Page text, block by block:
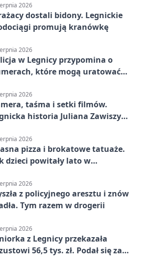
2026
dostali bidony. Legnickie
promują kranówkę
2026
w Legnicy przypomina o
które mogą uratować
2026
taśma i setki filmów.
historia Juliana Zawiszy
2026
pizza i brokatowe tatuaże.
dzieci powitały lato w
2026
z policyjnego aresztu i znów
Tym razem w drogerii
2026
z Legnicy przekazała
56,5 tys. zł. Podał się za